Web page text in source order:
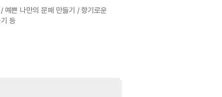
예쁜 나만의 문패 만들기 / 향기로운
등